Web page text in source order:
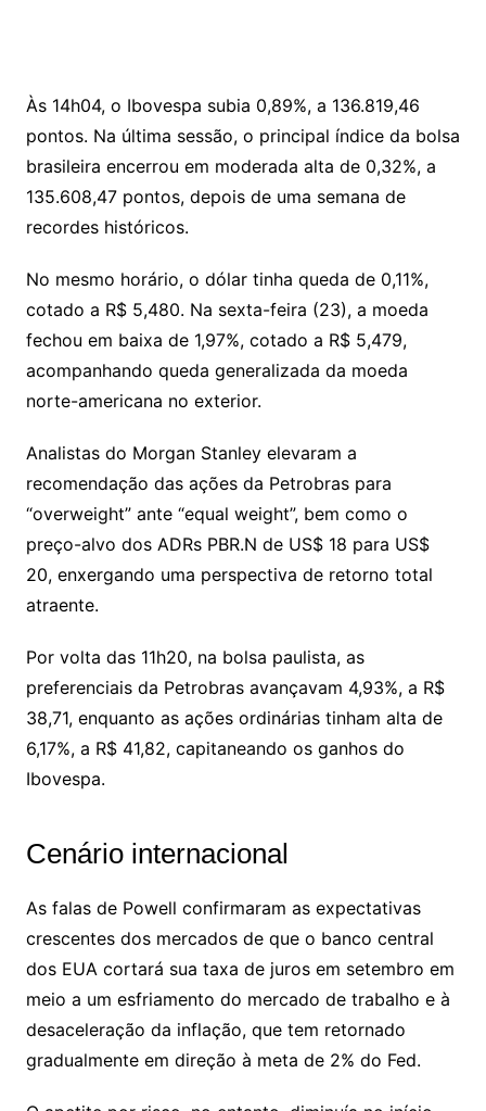
Às 14h04, o Ibovespa subia 0,89%, a 136.819,46
pontos. Na última sessão, o principal índice da bolsa
brasileira encerrou em moderada alta de 0,32%, a
135.608,47 pontos, depois de uma semana de
recordes históricos.
No mesmo horário, o dólar tinha queda de 0,11%,
cotado a R$ 5,480. Na sexta-feira (23), a moeda
fechou em baixa de 1,97%, cotado a R$ 5,479,
acompanhando queda generalizada da moeda
norte-americana no exterior.
Analistas do Morgan Stanley elevaram a
recomendação das ações da Petrobras para
“overweight” ante “equal weight”, bem como o
preço-alvo dos ADRs PBR.N de US$ 18 para US$
20, enxergando uma perspectiva de retorno total
atraente.
Por volta das 11h20, na bolsa paulista, as
preferenciais da Petrobras avançavam 4,93%, a R$
38,71, enquanto as ações ordinárias tinham alta de
6,17%, a R$ 41,82, capitaneando os ganhos do
Ibovespa.
Cenário internacional
As falas de Powell confirmaram as expectativas
crescentes dos mercados de que o banco central
dos EUA cortará sua taxa de juros em setembro em
meio a um esfriamento do mercado de trabalho e à
desaceleração da inflação, que tem retornado
gradualmente em direção à meta de 2% do Fed.